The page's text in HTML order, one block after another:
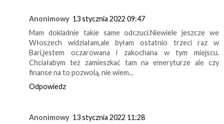
Anonimowy 13 stycznia 2022 09:47
Mam dokladnie takie same odczuci.Niewiele jeszcze we
Włoszech widziałam,ale byłam ostatnio trzeci raz w
Bari,jestem oczarowana i zakochana w tym miejscu.
Chciałabym też zamieszkać tam na emeryturze ale czy
finanse na to pozwolą, nie wiem...
Odpowiedz
Anonimowy 13 stycznia 2022 11:28